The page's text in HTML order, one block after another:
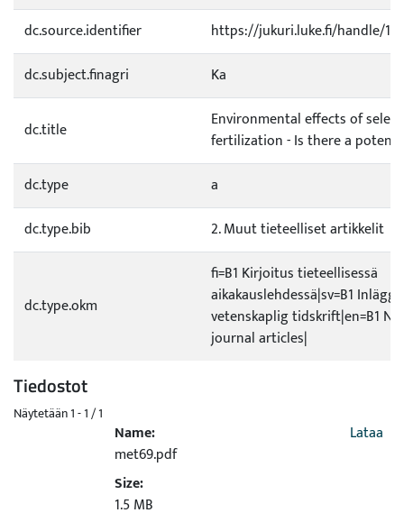
dc.source.identifier
https://jukuri.luke.fi/handle/
dc.subject.finagri
Ka
dc.title
Environmental effects of
fertilization - Is there a
dc.type
a
dc.type.bib
2. Muut tieteelliset artikkelit
dc.type.okm
fi=B1 Kirjoitus tieteellisessä
aikakauslehdessä|sv=B1 Inlägg
vetenskaplig tidskrift|en=B1
journal articles|
Tiedostot
Näytetään1 - 1 / 1
Name:
met69.pdf
Size:
1.5 MB
Lataa